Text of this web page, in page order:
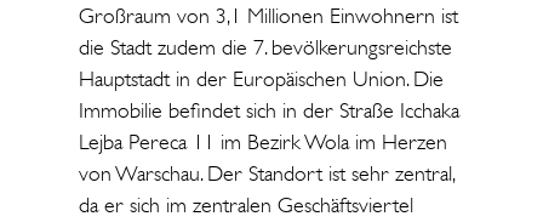
Großraum von 3,1 Millionen Einwohnern ist
die Stadt zudem die 7. bevölkerungsreichste
Hauptstadt in der Europäischen Union. Die
Immobilie befindet sich in der Straße Icchaka
Lejba Pereca 11 im Bezirk Wola im Herzen
von Warschau. Der Standort ist sehr zentral,
da er sich im zentralen Geschäftsviertel